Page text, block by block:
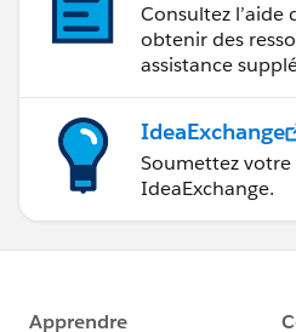
Consultez l’aide
obtenir des
assistance
IdeaExchange
Soumettez votre
IdeaExchange.